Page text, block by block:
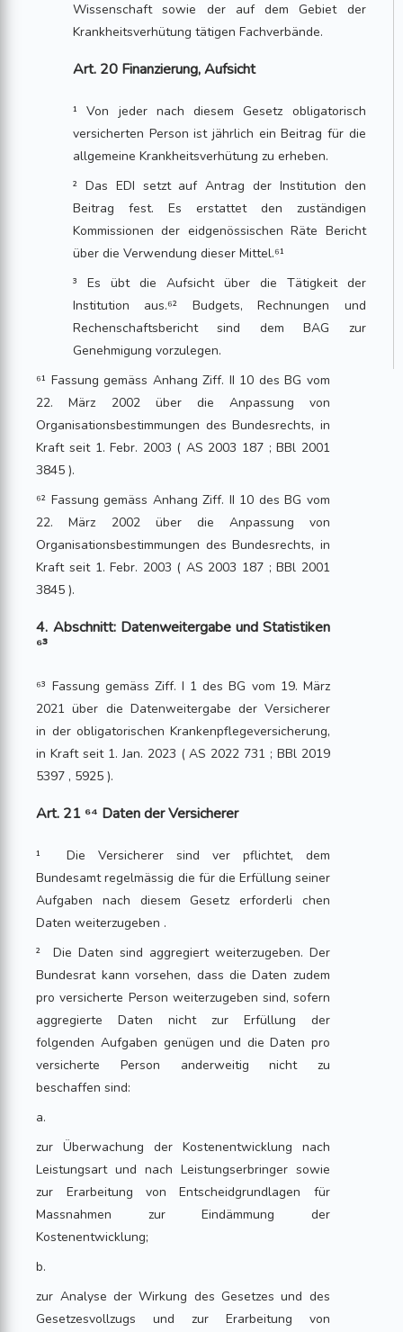
Wissenschaft sowie der auf dem Gebiet der
Krankheitsverhütung tätigen Fachverbände.
Art. 20 Finanzierung, Aufsicht
¹ Von jeder nach diesem Gesetz obligatorisch
versicherten Person ist jährlich ein Beitrag für die
allgemeine Krankheitsverhütung zu erheben.
² Das EDI setzt auf Antrag der Institution den
Beitrag fest. Es erstattet den zuständigen
Kommissionen der eidgenössischen Räte Bericht
über die Verwendung dieser Mittel.⁶¹
³ Es übt die Aufsicht über die Tätigkeit der
Institution aus.⁶² Budgets, Rechnungen und
Rechenschaftsbericht sind dem BAG zur
Genehmigung vorzulegen.
⁶¹ Fassung gemäss Anhang Ziff. II 10 des BG vom
22. März 2002 über die Anpassung von
Organisationsbestimmungen des Bundesrechts, in
Kraft seit 1. Febr. 2003 ( AS 2003 187 ; BBl 2001
3845 ).
⁶² Fassung gemäss Anhang Ziff. II 10 des BG vom
22. März 2002 über die Anpassung von
Organisationsbestimmungen des Bundesrechts, in
Kraft seit 1. Febr. 2003 ( AS 2003 187 ; BBl 2001
3845 ).
4. Abschnitt: Datenweitergabe und Statistiken
⁶³
⁶³ Fassung gemäss Ziff. I 1 des BG vom 19. März
2021 über die Datenweitergabe der Versicherer
in der obligatorischen Krankenpflegeversicherung,
in Kraft seit 1. Jan. 2023 ( AS 2022 731 ; BBl 2019
5397 , 5925 ).
Art. 21 ⁶⁴ Daten der Versicherer
¹ Die Versicherer sind ver pflichtet, dem
Bundesamt regelmässig die für die Erfüllung seiner
Aufgaben nach diesem Gesetz erforderli chen
Daten weiterzugeben .
² Die Daten sind aggregiert weiterzugeben. Der
Bundesrat kann vorsehen, dass die Daten zudem
pro versicherte Person weiterzugeben sind, sofern
aggregierte Daten nicht zur Erfüllung der
folgenden Aufgaben genügen und die Daten pro
versicherte Person anderweitig nicht zu
beschaffen sind:
a.
zur Überwachung der Kostenentwicklung nach
Leistungsart und nach Leistungserbringer sowie
zur Erarbeitung von Entscheidgrundlagen für
Massnahmen zur Eindämmung der
Kostenentwicklung;
b.
zur Analyse der Wirkung des Gesetzes und des
Gesetzesvollzugs und zur Erarbeitung von